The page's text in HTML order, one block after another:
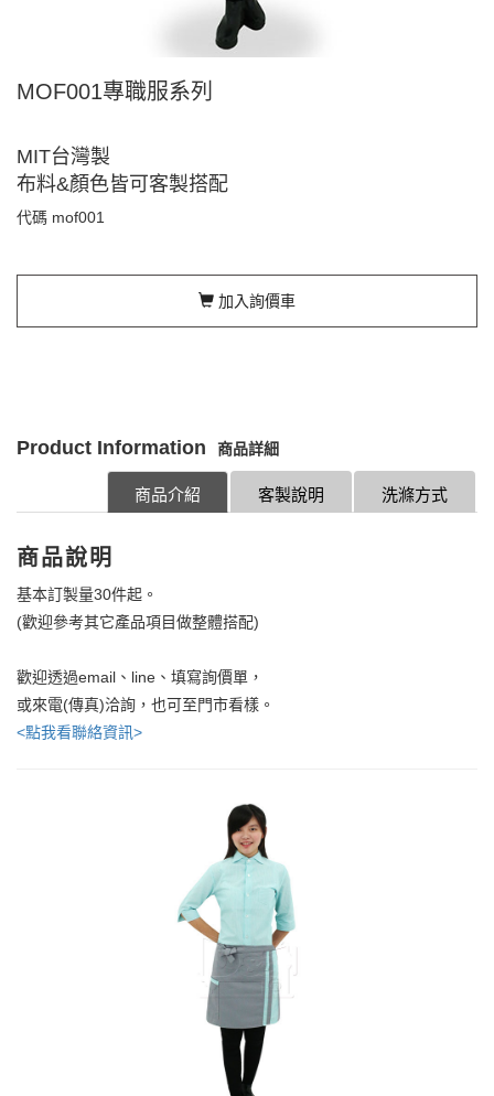
MOF001專職服系列
MIT台灣製
布料&顏色皆可客製搭配
代碼 mof001
加入詢價車
Product Information 商品詳細
洗滌方式
客製說明
商品介紹
商品說明
基本訂製量30件起。
(歡迎參考其它產品項目做整體搭配)
歡迎透過email、line、填寫詢價單，
或來電(傳真)洽詢，也可至門市看樣。
<點我看聯絡資訊>